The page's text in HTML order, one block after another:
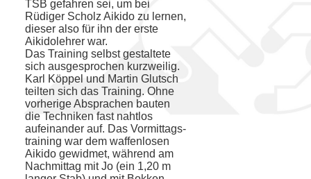
TSB gefahren sei, um bei
Rüdiger Scholz Aikido zu lernen,
dieser also für ihn der erste
Aikidolehrer war.
Das Training selbst gestaltete
sich aus­gesprochen kurzweilig.
Karl Köppel und Martin Glutsch
teil­ten sich das Trai­ning. Ohne
vorhe­rige Absprachen bauten
die Techni­ken fast nahtlos
aufeinander auf. Das Vormittags­
training war dem waf­fen­losen
Aikido gewidmet, wäh­rend am
Nach­mittag mit Jo (ein 1,20 m